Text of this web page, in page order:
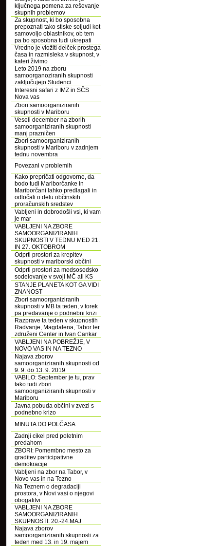
ključnega pomena za reševanje
skupnih problemov
Za skupnost, ki bo sposobna
prepoznati tako stiske soljudi kot
samovoljo oblastnikov, ob tem
pa bo sposobna tudi ukrepati
Vredno je vložiti delček prostega
časa in razmisleka v skupnost, v
kateri živimo
Leto 2019 na zboru
samoorganoziranih skupnosti
zaključujejo Studenci
Interesni safari z IMZ in SČS
Nova vas
Zbori samoorganiziranih
skupnosti v Mariboru
Veseli december na zborih
samoorganiziranih skupnosti
manj prazničen
Zbori samoorganiziranih
skupnosti v Mariboru v zadnjem
tednu novembra
Povezani v problemih
Kako prepričati odgovorne, da
bodo tudi Mariborčanke in
Mariborčani lahko predlagali in
odločali o delu občinskih
proračunskih sredstev
Vabljeni in dobrodošli vsi, ki vam
je mar
VABLJENI NA ZBORE
SAMOORGANIZIRANIH
SKUPNOSTI V TEDNU MED 21.
IN 27. OKTOBROM
Odprti prostori za krepitev
skupnosti v mariborski občini
Odprti prostori za medsosedsko
sodelovanje v svoji MČ ali KS
STANJE PLANETA KOT GA VIDI
ZNANOST
Zbori samoorganiziranih
skupnosti v MB ta teden, v torek
pa predavanje o podnebni krizi
Razprave ta teden v skupnostih
Radvanje, Magdalena, Tabor ter
združeni Center in Ivan Cankar
VABLJENI NA POBREŽJE, V
NOVO VAS IN NA TEZNO
Najava zborov
samoorganiziranih skupnosti od
9. 9. do 13. 9. 2019
VABILO: September je tu, prav
tako tudi zbori
samoorganiziranih skupnosti v
Mariboru
Javna pobuda občini v zvezi s
podnebno krizo
MINUTA DO POLČASA
Zadnji cikel pred poletnim
predahom
ZBORI: Pomembno mesto za
graditev participativne
demokracije
Vabljeni na zbor na Tabor, v
Novo vas in na Tezno
Na Teznem o degradaciji
prostora, v Novi vasi o njegovi
obogatitvi
VABLJENI NA ZBORE
SAMOORGANIZIRANIH
SKUPNOSTI: 20.-24.MAJ
Najava zborov
samoorganiziranih skupnosti za
teden med 13. in 19. majem